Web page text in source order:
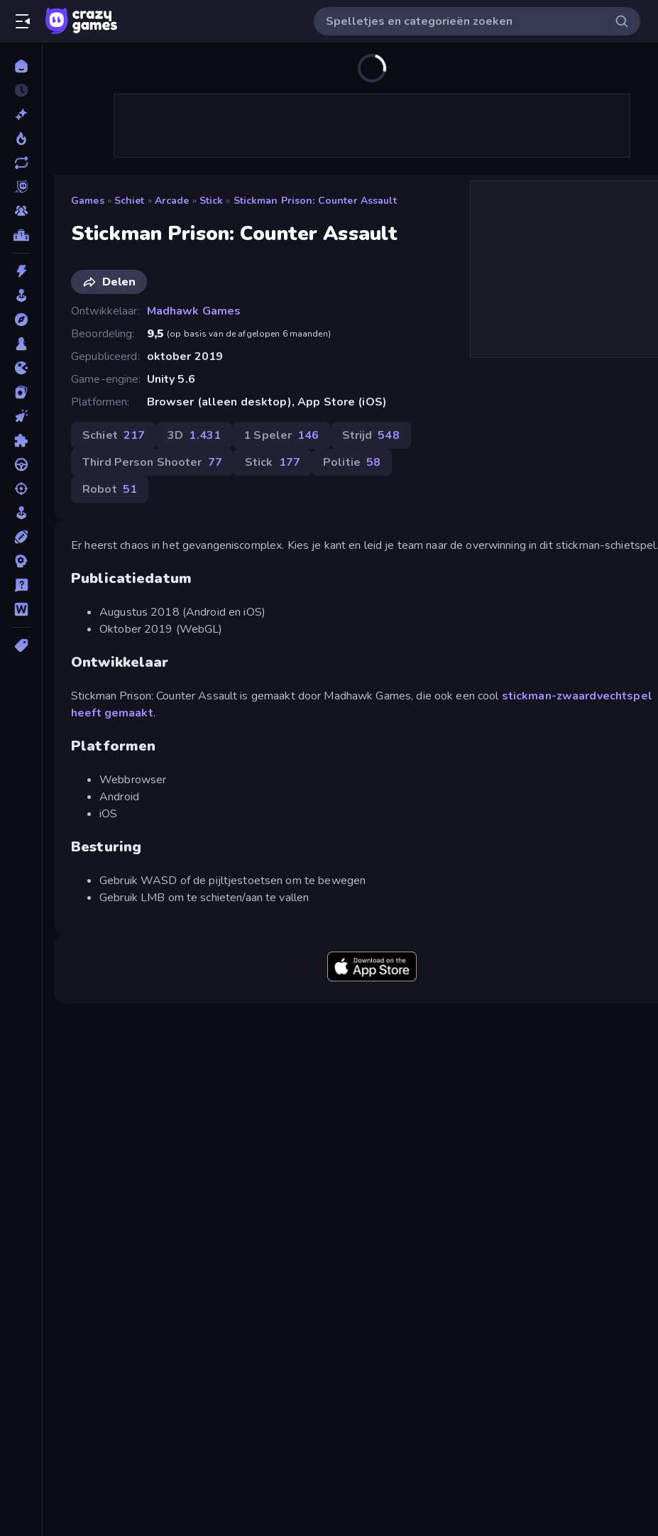
Games » Schiet » Arcade » Stick » Stickman Prison: Counter Assault
Stickman Prison: Counter Assault
Delen
Ontwikkelaar
Madhawk Games
Beoordeling
9,5 (op basis van de afgelopen 6 maanden)
Gepubliceerd
oktober 2019
Game-engine
Unity 5.6
Platformen
Browser (alleen desktop), App Store (iOS)
Schiet 217 3D 1.431 1 Speler 146 Strijd 548
Third Person Shooter 77 Stick 177 Politie 58
Robot 51
Er heerst chaos in het gevangeniscomplex. Kies je kant en leid je team naar de overwinning in dit stickman-schietspel.
Publicatiedatum
Augustus 2018 (Android en iOS)
Oktober 2019 (WebGL)
Ontwikkelaar
Stickman Prison: Counter Assault is gemaakt door Madhawk Games, die ook een cool stickman-zwaardvechtspel
heeft gemaakt.
Platformen
Webbrowser
Android
iOS
Besturing
Gebruik WASD of de pijltjestoetsen om te bewegen
Gebruik LMB om te schieten/aan te vallen